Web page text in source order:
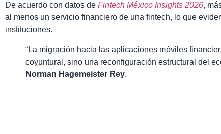
De acuerdo con datos de Fintech México Insights 2026,
al menos un servicio financiero de una fintech, lo que
instituciones.
“La migración hacia las aplicaciones móviles
coyuntural, sino una reconfiguración estructural del
Norman Hagemeister Rey.